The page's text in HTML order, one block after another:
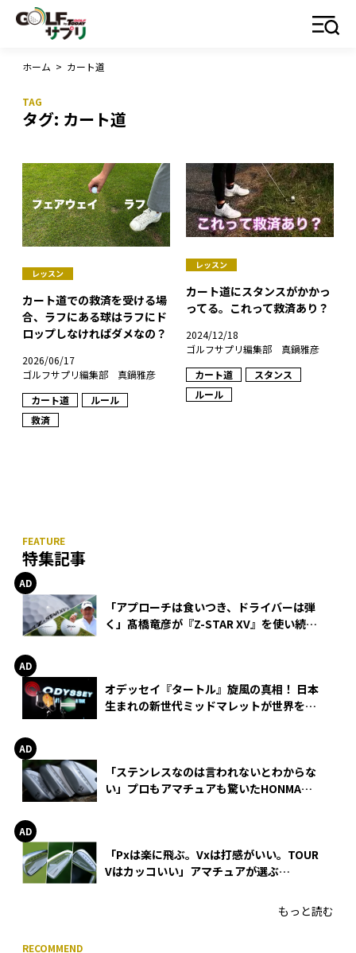
ホーム > カート道
タグ: カート道
レッスン
カート道での救済を受ける場
合、ラフにある球はラフにド
ロップしなければダメなの？
2026/06/17
ゴルフサプリ編集部 真鍋雅彦
カート道
ルール
救済
レッスン
カート道にスタンスがかかっ
ってる。これって救済あり？
2024/12/18
ゴルフサプリ編集部 真鍋雅彦
カート道
スタンス
ルール
特集記事
「アプローチは食いつき、ドライバーは弾
く」髙橋竜彦が『Z-STAR XV』を使い続け
オデッセイ『タートル』旋風の真相！ 日本
生まれの新世代ミッドマレットが世界を席
「ステンレスなのは言われないとわからな
い」プロもアマチュアも驚いたHONMA
「Pxは楽に飛ぶ。Vxは打感がいい。TOUR
Vはカッコいい」アマチュアが選ぶ
もっと読む